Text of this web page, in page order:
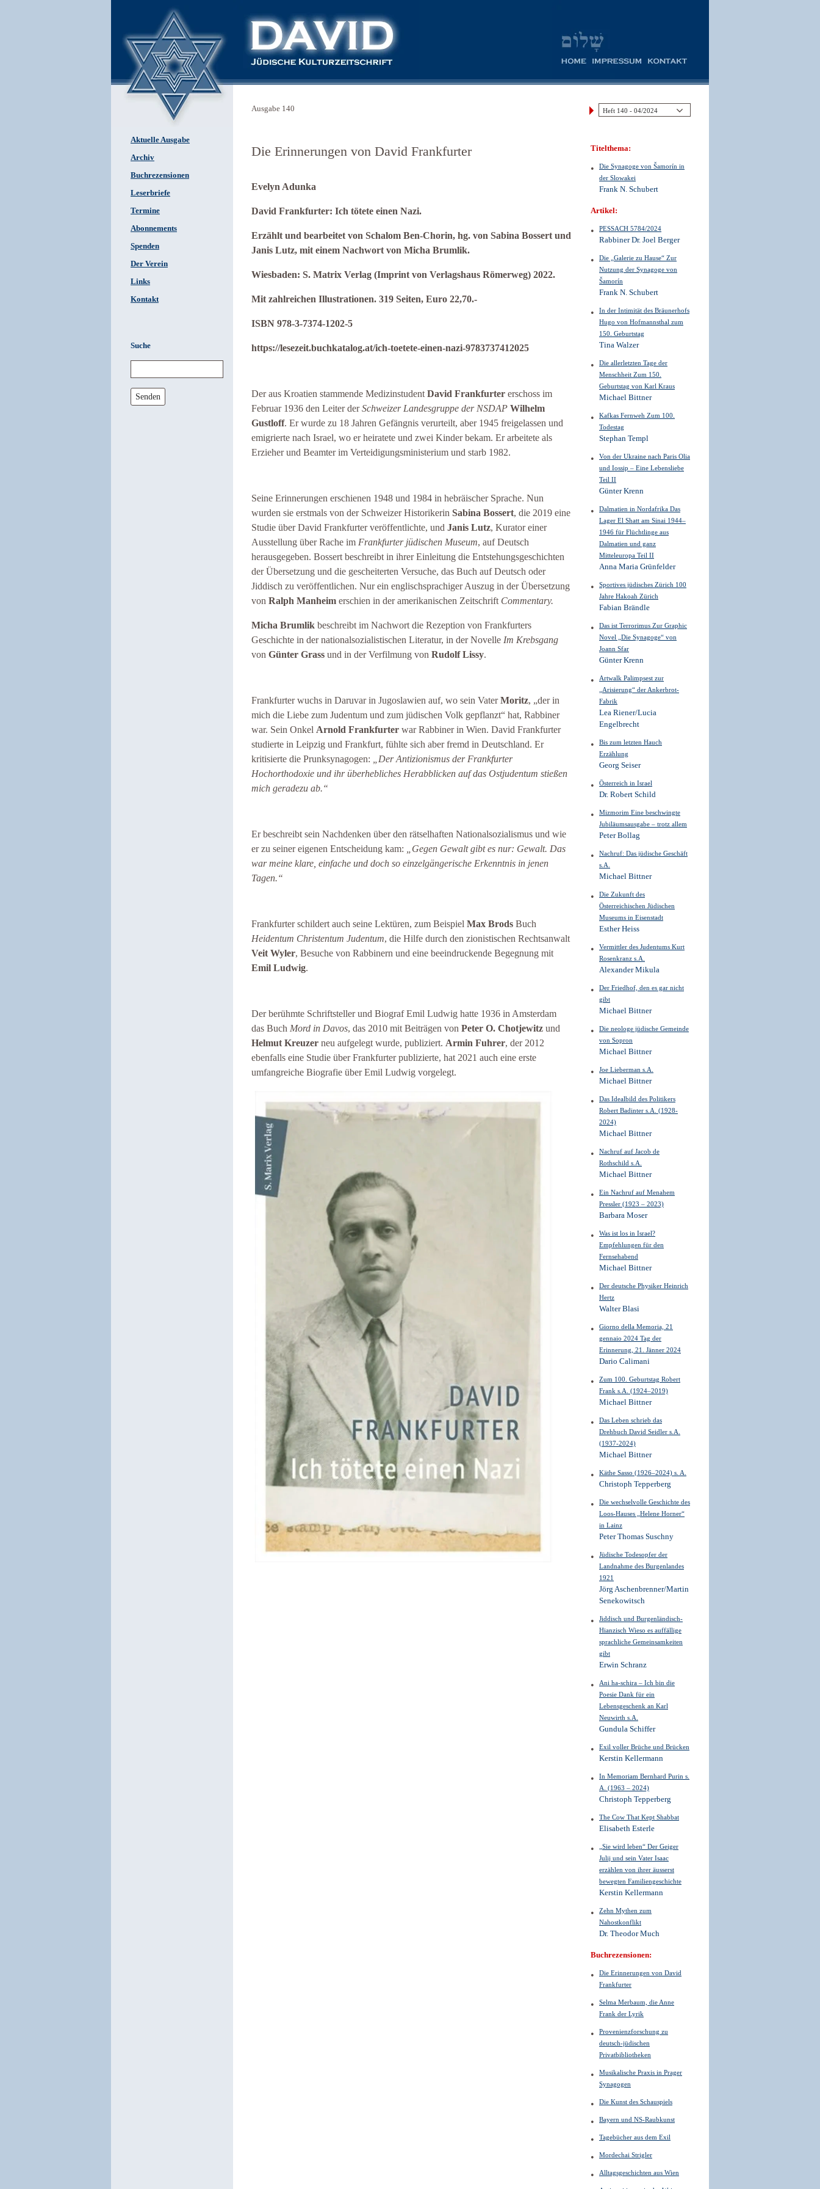
Aktuelle Ausgabe
Archiv
Buchrezensionen
Leserbriefe
Termine
Abonnements
Spenden
Der Verein
Links
Kontakt
Suche
Senden
Ausgabe 140
Die Erinnerungen von David Frankfurter
Evelyn Adunka
David Frankfurter: Ich tötete einen Nazi.
Erzählt und bearbeitet von Schalom Ben-Chorin, hg. von Sabina Bossert und
Janis Lutz, mit einem Nachwort von Micha Brumlik.
Wiesbaden: S. Matrix Verlag (Imprint von Verlagshaus Römerweg) 2022.
Mit zahlreichen Illustrationen. 319 Seiten, Euro 22,70.-
ISBN 978-3-7374-1202-5
https://lesezeit.buchkatalog.at/ich-toetete-einen-nazi-9783737412025
Der aus Kroatien stammende Medizinstudent David Frankfurter erschoss im
Februar 1936 den Leiter derSchweizer Landesgruppe der NSDAP Wilhelm
Gustloff. Er wurde zu 18 Jahren Gefängnis verurteilt, aber 1945 freigelassen und
emigrierte nach Israel, wo er heiratete und zwei Kinder bekam. Er arbeitete als
Erzieher und Beamter im Verteidigungsministerium und starb 1982.
Seine Erinnerungen erschienen 1948 und 1984 in hebräischer Sprache. Nun
wurden sie erstmals von der Schweizer Historikerin Sabina Bossert, die 2019 eine
Studie über David Frankfurter veröffentlichte, und Janis Lutz, Kurator einer
Ausstellung über Rache im Frankfurter jüdischen Museum, auf Deutsch
herausgegeben. Bossert beschreibt in ihrer Einleitung die Entstehungsgeschichten
der Übersetzung und die gescheiterten Versuche, das Buch auf Deutsch oder
Jiddisch zu veröffentlichen. Nur ein englischsprachiger Auszug in der Übersetzung
von Ralph Manheim erschien in der amerikanischen Zeitschrift Commentary.
Micha Brumlik beschreibt im Nachwort die Rezeption von Frankfurters
Geschichte in der nationalsozialistischen Literatur, in der Novelle Im Krebsgang
von Günter Grass und in der Verfilmung von Rudolf Lissy.
Frankfurter wuchs in Daruvar in Jugoslawien auf, wo sein VaterMoritz, „der in
mich die Liebe zum Judentum und zum jüdischen Volk gepflanzt“ hat, Rabbiner
war. Sein Onkel Arnold Frankfurter war Rabbiner in Wien. David Frankfurter
studierte in Leipzig und Frankfurt, fühlte sich aber fremd in Deutschland. Er
kritisierte die Prunksynagogen:
„Der Antizionismus der Frankfurter
Hochorthodoxie und ihr überhebliches Herabblicken auf das Ostjudentum stießen
mich geradezu ab.“
Er beschreibt sein Nachdenken über den rätselhaften Nationalsozialismus und wie
er zu seiner eigenen Entscheidung kam:
„Gegen Gewalt gibt es nur: Gewalt. Das
war meine klare, einfache und doch so einzelgängerische Erkenntnis in jenen
Tagen.“
Frankfurter schildert auch seine Lektüren, zum Beispiel Max Brods Buch
Heidentum Christentum Judentum, die Hilfe durch den zionistischen Rechtsanwalt
Veit Wyler, Besuche von Rabbinern und eine beeindruckende Begegnung mit
Emil Ludwig.
Der berühmte Schriftsteller und Biograf Emil Ludwig hatte 1936 in Amsterdam
das Buch Mord in Davos, das 2010 mit Beiträgen von Peter O. Chotjewitz und
Helmut Kreuzer neu aufgelegt wurde, publiziert. Armin Fuhrer, der 2012
ebenfalls eine Studie über Frankfurter publizierte, hat 2021 auch eine erste
umfangreiche Biografie über Emil Ludwig vorgelegt.
Titelthema:
Die Synagoge von Šamorín in
der Slowakei
Frank N. Schubert
Artikel:
PESSACH 5784/2024
Rabbiner Dr. Joel Berger
Die „Galerie zu Hause“ Zur
Nutzung der Synagoge von
Šamorín
Frank N. Schubert
In der Intimität des Bräunerhofs
Hugo von Hofmannsthal zum
150. Geburtstag
Tina Walzer
Die allerletzten Tage der
Menschheit Zum 150.
Geburtstag von Karl Kraus
Michael Bittner
Kafkas Fernweh Zum 100.
Todestag
Stephan Templ
Von der Ukraine nach Paris Olia
und Iossip – Eine Lebensliebe
Teil II
Günter Krenn
Dalmatien in Nordafrika Das
Lager El Shatt am Sinai 1944–
1946 für Flüchtlinge aus
Dalmatien und ganz
Mitteleuropa Teil II
Anna Maria Grünfelder
Sportives jüdisches Zürich 100
Jahre Hakoah Zürich
Fabian Brändle
Das ist Terrorimus Zur Graphic
Novel „Die Synagoge“ von
Joann Sfar
Günter Krenn
Artwalk Palimpsest zur
„Arisierung“ der Ankerbrot-
Fabrik
Lea Riener/Lucia
Engelbrecht
Bis zum letzten Hauch
Erzählung
Georg Seiser
Österreich in Israel
Dr. Robert Schild
Mizmorim Eine beschwingte
Jubiläumsausgabe – trotz allem
Peter Bollag
Nachruf: Das jüdische Geschäft
s.A.
Michael Bittner
Die Zukunft des
Österreichischen Jüdischen
Museums in Eisenstadt
Esther Heiss
Vermittler des Judentums Kurt
Rosenkranz s.A.
Alexander Mikula
Der Friedhof, den es gar nicht
gibt
Michael Bittner
Die neologe jüdische Gemeinde
von Sopron
Michael Bittner
Joe Lieberman s.A.
Michael Bittner
Das Idealbild des Politikers
Robert Badinter s.A. (1928-
2024)
Michael Bittner
Nachruf auf Jacob de
Rothschild s.A.
Michael Bittner
Ein Nachruf auf Menahem
Pressler (1923 – 2023)
Barbara Moser
Was ist los in Israel?
Empfehlungen für den
Fernsehabend
Michael Bittner
Der deutsche Physiker Heinrich
Hertz
Walter Blasi
Giorno della Memoria, 21
gennaio 2024 Tag der
Erinnerung, 21. Jänner 2024
Dario Calimani
Zum 100. Geburtstag Robert
Frank s.A. (1924–2019)
Michael Bittner
Das Leben schrieb das
Drehbuch David Seidler s.A.
(1937-2024)
Michael Bittner
Käthe Sasso (1926–2024) s. A.
Christoph Tepperberg
Die wechselvolle Geschichte des
Loos-Hauses „Helene Horner“
in Lainz
Peter Thomas Suschny
Jüdische Todesopfer der
Landnahme des Burgenlandes
1921
Jörg Aschenbrenner/Martin
Senekowitsch
Jiddisch und Burgenländisch-
Hianzisch Wieso es auffällige
sprachliche Gemeinsamkeiten
gibt
Erwin Schranz
Ani ha-schira – Ich bin die
Poesie Dank für ein
Lebensgeschenk an Karl
Neuwirth s.A.
Gundula Schiffer
Exil voller Brüche und Brücken
Kerstin Kellermann
In Memoriam Bernhard Purin s.
A. (1963 – 2024)
Christoph Tepperberg
The Cow That Kept Shabbat
Elisabeth Esterle
„Sie wird leben“ Der Geiger
Julij und sein Vater Isaac
erzählen von ihrer äusserst
bewegten Familiengeschichte
Kerstin Kellermann
Zehn Mythen zum
Nahostkonflikt
Dr. Theodor Much
Buchrezensionen:
Die Erinnerungen von David
Frankfurter
Selma Merbaum, die Anne
Frank der Lyrik
Provenienzforschung zu
deutsch-jüdischen
Privatbibliotheken
Musikalische Praxis in Prager
Synagogen
Die Kunst des Schauspiels
Bayern und NS-Raubkunst
Tagebücher aus dem Exil
Mordechai Strigler
Alltagsgeschichten aus Wien